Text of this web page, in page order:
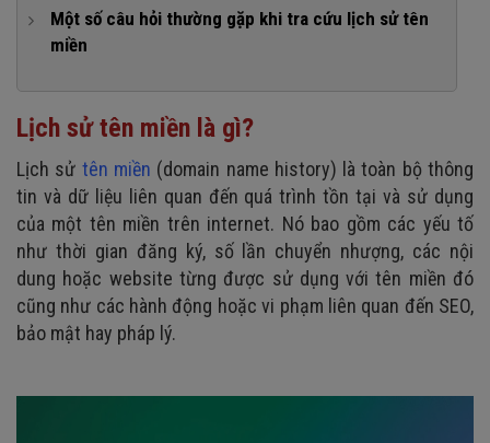
Wayback Machine
3. Kiểm tra tên miền có trong Blacklist hay không?
Spamhaus
5. Kiểm tra lịch sử DNS và hosting
6. Kết hợp Google Search
1. Dấu hiệu của một tên miền có lịch sử đáng tin cậy
2. Dấu hiệu cho thấy tên miền tiềm ẩn rủi ro
Một số câu hỏi thường gặp khi tra cứu lịch sử tên
miền
2. Có thể làm sạch tên miền có lịch sử xấu không?
Lịch sử tên miền là gì?
Lịch sử tên miền (domain name history) là toàn bộ thông
tin và dữ liệu liên quan đến quá trình tồn tại và sử dụng
của một tên miền trên internet. Nó bao gồm các yếu tố
như thời gian đăng ký, số lần chuyển nhượng, các nội
dung hoặc website từng được sử dụng với tên miền đó
cũng như các hành động hoặc vi phạm liên quan đến SEO,
bảo mật hay pháp lý.